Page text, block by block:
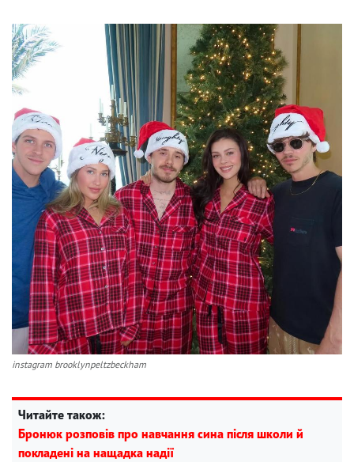
instagram brooklynpeltzbeckham
Читайте також:
Бронюк розповів про навчання сина після школи й
покладені на нащадка надії